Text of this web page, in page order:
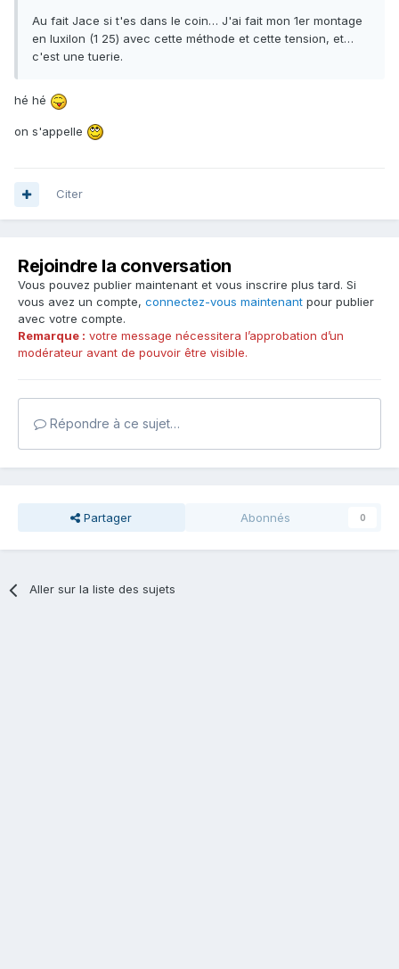
Au fait Jace si t'es dans le coin… J'ai fait mon 1er montage
en luxilon (1 25) avec cette méthode et cette tension, et…
c'est une tuerie.
hé hé
on s'appelle
Citer
Rejoindre la conversation
Vous pouvez publier maintenant et vous inscrire plus tard. Si
vous avez un compte, connectez-vous maintenant pour publier
avec votre compte.
Remarque : votre message nécessitera l’approbation d’un
modérateur avant de pouvoir être visible.
Répondre à ce sujet…
Partager Abonnés 0
Aller sur la liste des sujets